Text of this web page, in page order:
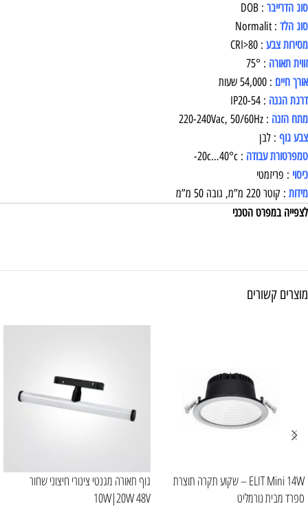
סוג הדרייבר : DOB
סוג הלד : Normalit
מסירות צבע : CRI>80
זווית תאורה : 75°
אורך חיים : 54,000 שעות
דרגת הגנה : IP20-54
מתח הזנה : 220-240Vac, 50/60Hz
צבע גוף : לבן
טמפרטורת עבודה : 20c…40°c-
כיסוי : פריזמטי
מידות : קוטר 220 מ”מ, גובה 50 מ”מ
לצפייה במפרט הטכני
מוצרים קשורים
ELIT Mini 14W – שקוע תקרה תוצרת
ספרד מבית נורמליט
גוף תאורה מגנטי צינורי חיצוני שחור
10W|20W 48V